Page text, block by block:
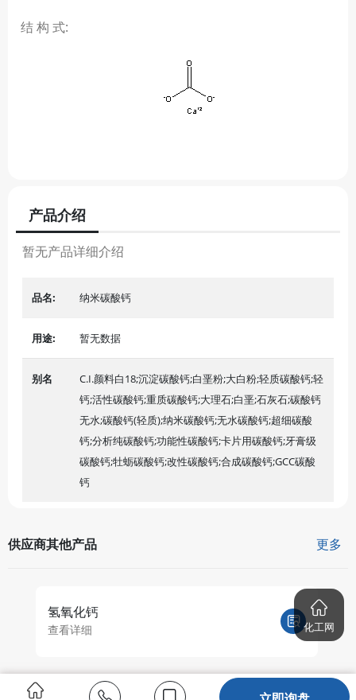
结 构 式:
产品介绍
暂无产品详细介绍
品名: 纳米碳酸钙
用途: 暂无数据
别名
C.I.颜料白18;沉淀碳酸钙;白垩粉;大白粉;轻质碳酸钙;轻
钙;活性碳酸钙;重质碳酸钙;大理石;白垩;石灰石;碳酸钙
无水;碳酸钙(轻质);纳米碳酸钙;无水碳酸钙;超细碳酸
钙;分析纯碳酸钙;功能性碳酸钙;卡片用碳酸钙;牙膏级
碳酸钙;牡蛎碳酸钙;改性碳酸钙;合成碳酸钙;GCC碳酸
钙
供应商其他产品 更多
氢氧化钙
查看详细 化工网